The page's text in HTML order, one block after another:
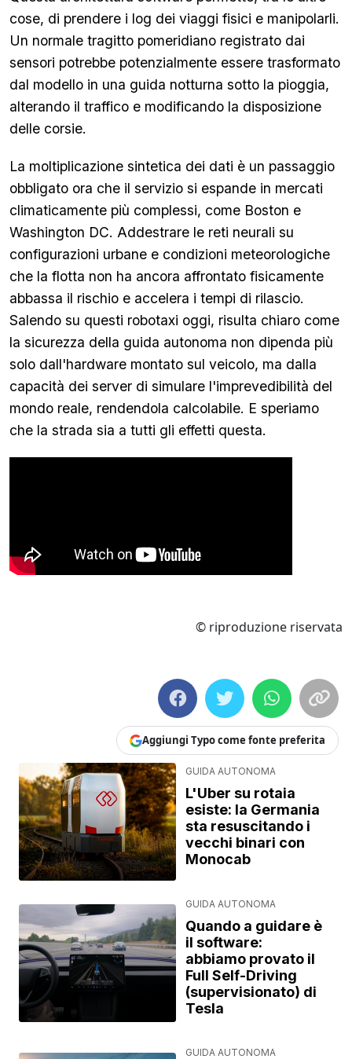
cose, di prendere i log dei viaggi fisici e manipolarli.
Un normale tragitto pomeridiano registrato dai
sensori potrebbe potenzialmente essere trasformato
dal modello in una guida notturna sotto la pioggia,
alterando il traffico e modificando la disposizione
delle corsie.
La moltiplicazione sintetica dei dati è un passaggio
obbligato ora che il servizio si espande in mercati
climaticamente più complessi, come Boston e
Washington DC. Addestrare le reti neurali su
configurazioni urbane e condizioni meteorologiche
che la flotta non ha ancora affrontato fisicamente
abbassa il rischio e accelera i tempi di rilascio.
Salendo su questi robotaxi oggi, risulta chiaro come
la sicurezza della guida autonoma non dipenda più
solo dall'hardware montato sul veicolo, ma dalla
capacità dei server di simulare l'imprevedibilità del
mondo reale, rendendola calcolabile. E speriamo
che la strada sia a tutti gli effetti questa.
© riproduzione riservata
Aggiungi Typo come fonte preferita
GUIDA AUTONOMA
L'Uber su rotaia
esiste: la Germania
sta resuscitando i
vecchi binari con
Monocab
GUIDA AUTONOMA
Quando a guidare è
il software:
abbiamo provato il
Full Self-Driving
(supervisionato) di
Tesla
GUIDA AUTONOMA